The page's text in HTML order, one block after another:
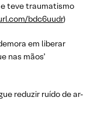
teve traumatismo
bdc6uudr)
em liberar
nas mãos’
reduzir ruído de ar-